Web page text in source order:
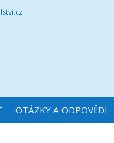
OTÁZKY A ODPOVĚDI